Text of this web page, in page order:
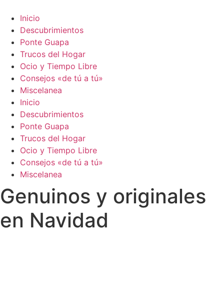
contenido
Inicio
Descubrimientos
Ponte Guapa
Trucos del Hogar
Ocio y Tiempo Libre
Consejos «de tú a tú»
Miscelanea
Inicio
Descubrimientos
Ponte Guapa
Trucos del Hogar
Ocio y Tiempo Libre
Consejos «de tú a tú»
Miscelanea
Genuinos y originales
en Navidad